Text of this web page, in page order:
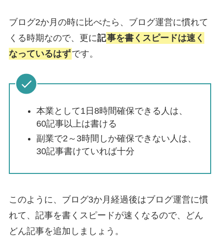
ブログ2か月の時に比べたら、ブログ運営に慣れて
くる時期なので、更に記事を書くスピードは速く
なっているはずです。
本業として1日8時間確保できる人は、
60記事以上は書ける
副業で2～3時間しか確保できない人は、
30記事書けていれば十分
このように、ブログ3か月経過後はブログ運営に慣
れて、記事を書くスピードが速くなるので、どん
どん記事を追加しましょう。